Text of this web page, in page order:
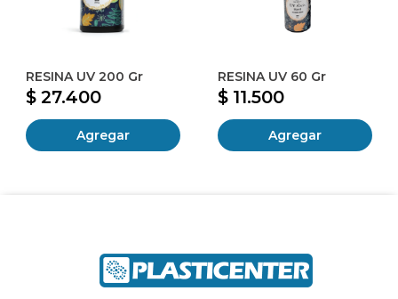
RESINA UV 200 Gr
$ 27.400
Agregar
RESINA UV 60 Gr
$ 11.500
Agregar